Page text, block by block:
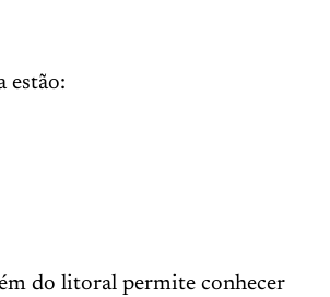
estão:
do litoral permite conhecer